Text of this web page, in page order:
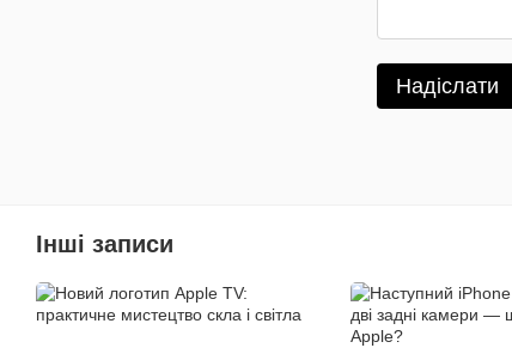
Надіслати
Інші записи